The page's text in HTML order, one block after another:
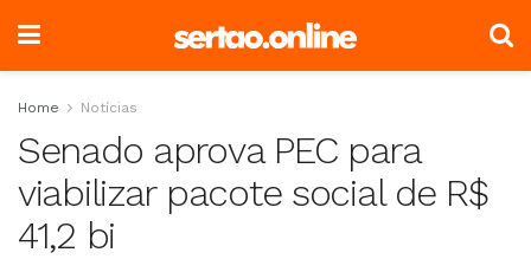
Home Notícias
Senado aprova PEC para
viabilizar pacote social de R$
41,2 bi